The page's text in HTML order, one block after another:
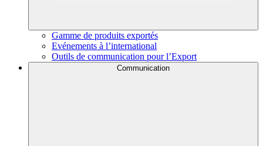
Gamme de produits exportés
Evénements à l’international
Outils de communication pour l’Export
Communication